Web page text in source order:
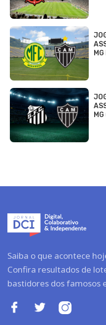
Saiba o que acontece
Confira resultados de
bastidores dos famosos